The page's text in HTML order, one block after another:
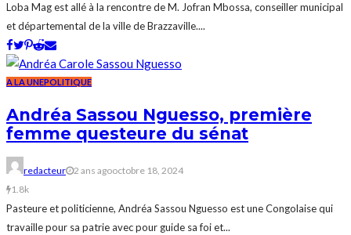
Loba Mag est allé à la rencontre de M. Jofran Mbossa, conseiller municipal
et départemental de la ville de Brazzaville....
A LA UNEPOLITIQUE
Andréa Sassou Nguesso, première
femme questeure du sénat
redacteur 2 ans agooctobre 18, 2024
1.8k
Pasteure et politicienne, Andréa Sassou Nguesso est une Congolaise qui
travaille pour sa patrie avec pour guide sa foi et...